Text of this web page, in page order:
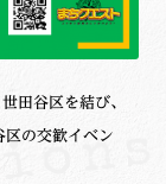
田谷区を結び、
区の交歓イベン